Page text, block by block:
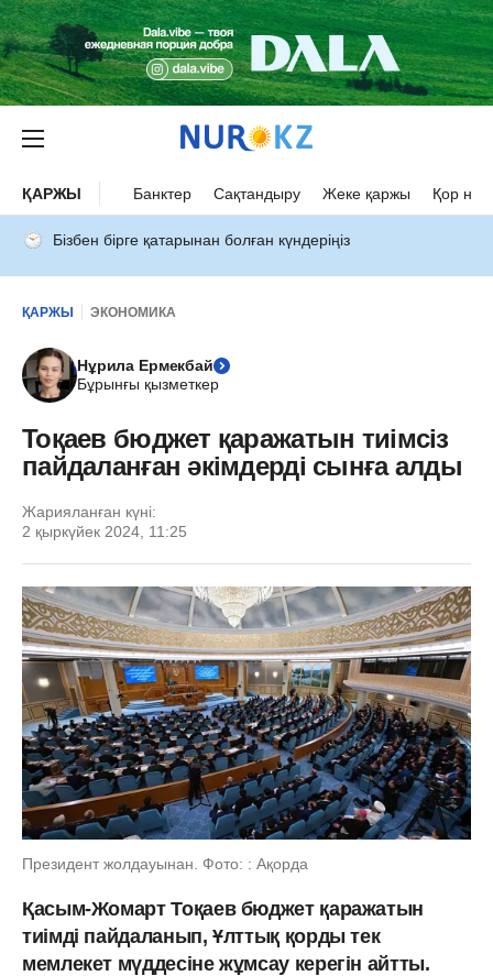
ҚАРЖЫ Банктер Сақтандыру Жеке қаржы Қор
Бізбен бірге қатарынан болған күндеріңіз
ҚАРЖЫ ЭКОНОМИКА
Нұрила Ермекбай
Бұрынғы қызметкер
Тоқаев бюджет қаражатын тиімсіз
пайдаланған әкімдерді сынға алды
Жарияланған күні:
2 қыркүйек 2024, 11:25
Президент жолдауынан. Фото: : Ақорда
Қасым-Жомарт Тоқаев бюджет қаражатын
тиімді пайдаланып, Ұлттық қорды тек
мемлекет мүддесіне жұмсау керегін айтты.